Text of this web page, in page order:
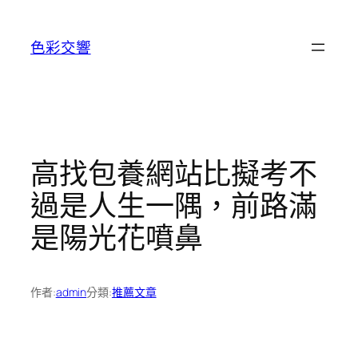
色彩交響
高找包養網站比擬考不
過是人生一隅，前路滿
是陽光花噴鼻
作者:admin分類:推薦文章